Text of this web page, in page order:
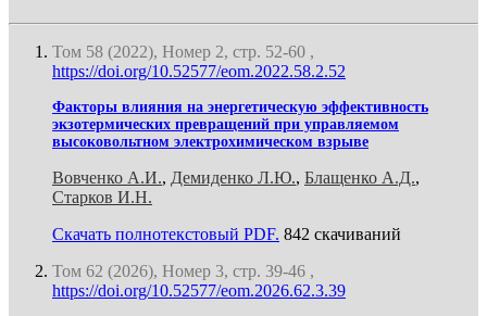
Том 58 (2022), Номер 2, стр. 52-60 ,
https://doi.org/10.52577/eom.2022.58.2.52
Факторы влияния на энергетическую эффективность
экзотермических превращений при управляемом
высоковольтном электрохимическом взрыве
Вовченко А.И., Демиденко Л.Ю., Блащенко А.Д.,
Старков И.Н.
Скачать полнотекстовый PDF. 842 скачиваний
Том 62 (2026), Номер 3, стр. 39-46 ,
https://doi.org/10.52577/eom.2026.62.3.39